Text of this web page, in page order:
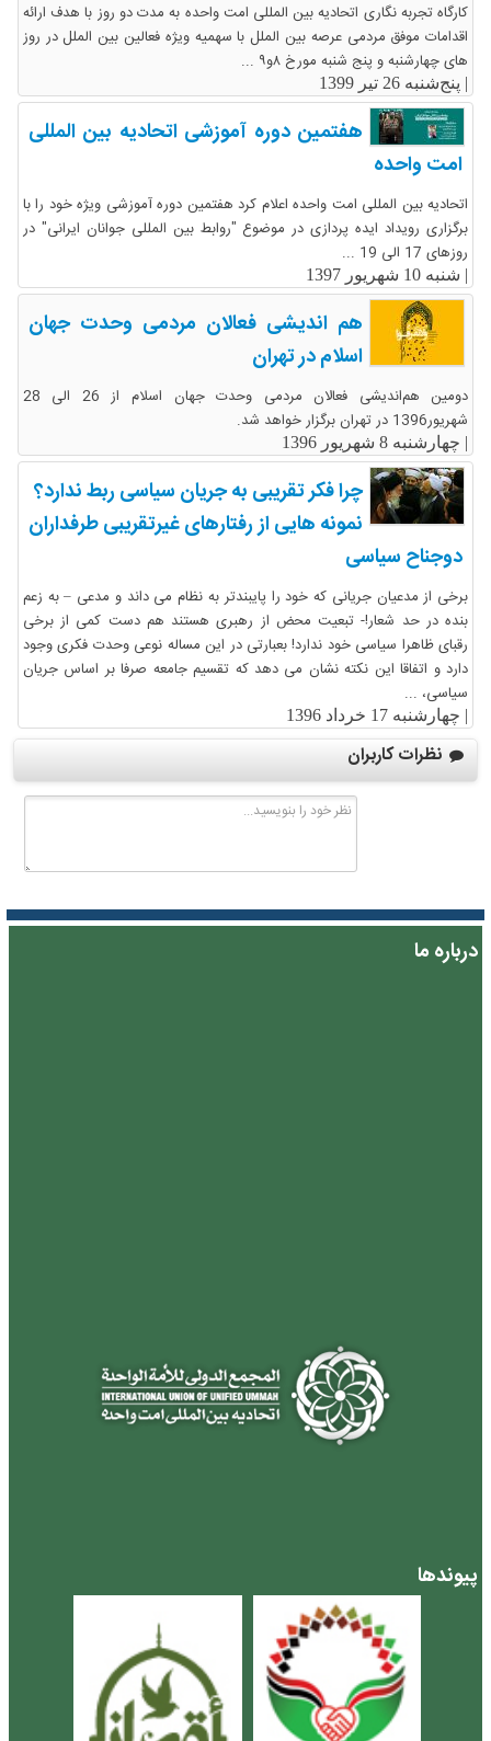
کارگاه تجربه نگاری اتحادیه بین المللی امت واحده به مدت دو روز با هدف ارائه
اقدامات موفق مردمی عرصه بین الملل با سهمیه ویژه فعالین بین الملل در روز
های چهارشنبه و پنج شنبه مورخ ۸و۹ ...
پنج‌شنبه 26 تیر 1399
هفتمین دوره آموزشی اتحادیه بین المللی
امت واحده
اتحادیه بین المللی امت واحده اعلام کرد هفتمین دوره آموزشی ویژه خود را با
برگزاری رویداد ایده پردازی در موضوع "روابط بین المللی جوانان ایرانی" در
روزهای 17 الی 19 ...
شنبه 10 شهریور 1397
هم اندیشی فعالان مردمی وحدت جهان
اسلام در تهران
دومین هم‌اندیشی فعالان مردمی وحدت جهان اسلام از 26 الی 28
شهریور1396 در تهران برگزار خواهد شد.
چهارشنبه 8 شهریور 1396
چرا فکر تقریبی به جریان سیاسی ربط ندارد؟
نمونه هایی از رفتارهای غیرتقریبی طرفداران
دوجناح سیاسی
برخی از مدعیان جریانی که خود را پایبندتر به نظام می داند و مدعی – به زعم
بنده در حد شعار!- تبعیت محض از رهبری هستند هم دست کمی از برخی
رقبای ظاهرا سیاسی خود ندارد! بعبارتی در این مساله نوعی وحدت فکری وجود
دارد و اتفاقا این نکته نشان می دهد که تقسیم جامعه صرفا بر اساس جریان
سیاسی، ...
چهارشنبه 17 خرداد 1396
نظرات کاربران
درباره ما
پیوندها